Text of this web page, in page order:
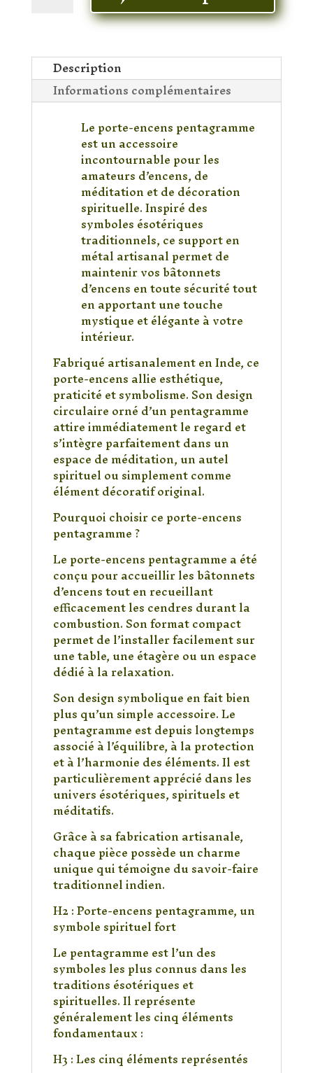
en
Métal
Artisanal
–
Bâtonnets
d’Encens
Description
Informations complémentaires
Le porte-encens pentagramme
est un accessoire
incontournable pour les
amateurs d’encens, de
méditation et de décoration
spirituelle. Inspiré des
symboles ésotériques
traditionnels, ce support en
métal artisanal permet de
maintenir vos bâtonnets
d’encens en toute sécurité tout
en apportant une touche
mystique et élégante à votre
intérieur.
Fabriqué artisanalement en Inde, ce
porte-encens allie esthétique,
praticité et symbolisme. Son design
circulaire orné d’un pentagramme
attire immédiatement le regard et
s’intègre parfaitement dans un
espace de méditation, un autel
spirituel ou simplement comme
élément décoratif original.
Pourquoi choisir ce porte-encens
pentagramme ?
Le porte-encens pentagramme a été
conçu pour accueillir les bâtonnets
d’encens tout en recueillant
efficacement les cendres durant la
combustion. Son format compact
permet de l’installer facilement sur
une table, une étagère ou un espace
dédié à la relaxation.
Son design symbolique en fait bien
plus qu’un simple accessoire. Le
pentagramme est depuis longtemps
associé à l’équilibre, à la protection
et à l’harmonie des éléments. Il est
particulièrement apprécié dans les
univers ésotériques, spirituels et
méditatifs.
Grâce à sa fabrication artisanale,
chaque pièce possède un charme
unique qui témoigne du savoir-faire
traditionnel indien.
H2 : Porte-encens pentagramme, un
symbole spirituel fort
Le pentagramme est l’un des
symboles les plus connus dans les
traditions ésotériques et
spirituelles. Il représente
généralement les cinq éléments
fondamentaux :
H3 : Les cinq éléments représentés